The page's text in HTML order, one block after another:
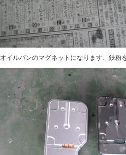
オイルパンのマグネットになります、鉄粉